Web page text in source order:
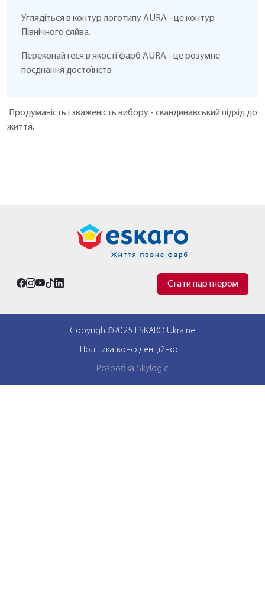
Углядіться в контур логотипу AURA - це контур
Північного сяйва.
Переконайтеся в якості фарб AURA - це розумне
поєднання достоїнств
Продуманість і зваженість вибору - скандинавський підхід до
життя.
Стати партнером
Copyright©2025 ESKARO Ukraine
Політика конфіденційності
Розробка Skylogic